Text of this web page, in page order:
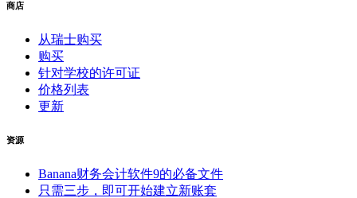
商店
从瑞士购买
购买
针对学校的许可证
价格列表
更新
资源
Banana财务会计软件9的必备文件
只需三步，即可开始建立新账套